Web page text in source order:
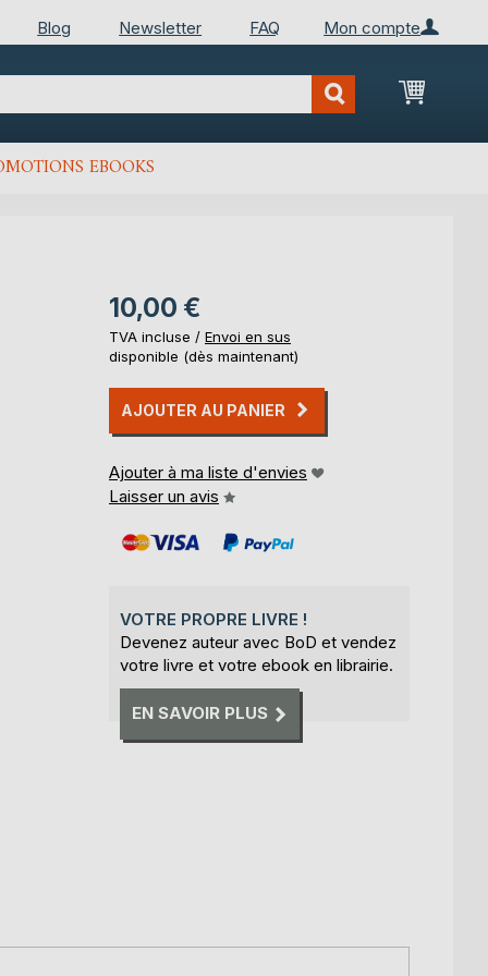
Mon compte
Blog Newsletter FAQ
Mon
EBOOKS
10,00 €
TVA incluse / Envoi en sus
disponible (dès maintenant)
AJOUTER AU PANIER
Ajouter à ma liste d'envies
Laisser un avis
VOTRE PROPRE LIVRE !
Devenez auteur avec BoD et vendez
votre livre et votre ebook en librairie.
EN SAVOIR PLUS